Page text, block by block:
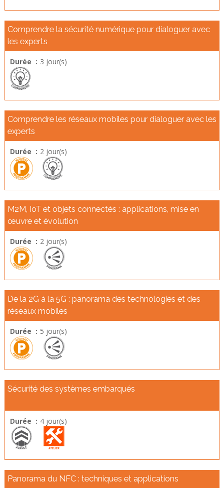
Comprendre la sécurité numérique pour dialoguer avec
les experts
Durée : 3 jour(s)
Comprendre les réseaux mobiles pour dialoguer avec les
experts
Durée : 2 jour(s)
M2M, IoT et objets connectés : applications, mise en
œuvre et évolution
Durée : 2 jour(s)
De la 2G à la 5G : panorama des technologies et des
réseaux mobiles
Durée : 5 jour(s)
Sécurité des systèmes embarqués
Durée : 4 jour(s)
Panorama du NFC : techniques et applications